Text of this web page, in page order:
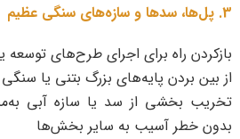
3. پل‌ها، سدها و سازه‌های سنگی عظیم
بازکردن راه برای اجرای طرح‌های
از بین بردن پایه‌های بزرگ بتنی یا
تخریب بخشی از سد یا سازه آبی
بدون خطر آسیب به سایر بخش‌ها